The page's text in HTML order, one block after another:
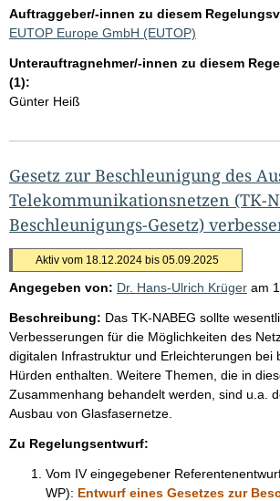
Auftraggeber/-innen zu diesem
EUTOP Europe GmbH (EUTOP)
Unterauftragnehmer/-innen zu diesem
(1):
Günter Heiß
Gesetz zur Beschleunigung des
Telekommunikationsnetzen (TK-
Beschleunigungs-Gesetz)
Aktiv vom 18.12.2024 bis 05.09.2025
Angegeben von: Dr. Hans-Ulrich Krüger am
Beschreibung: Das TK-NABEG sollte
Verbesserungen für die Möglichkeiten des
digitalen Infrastruktur und Erleichterungen bei
Hürden enthalten. Weitere Themen, die in
Zusammenhang behandelt werden, sind u.a.
Ausbau von Glasfasernetze.
Zu Regelungsentwurf:
Vom IV eingegebener
WP): Entwurf eines Gesetzes zur